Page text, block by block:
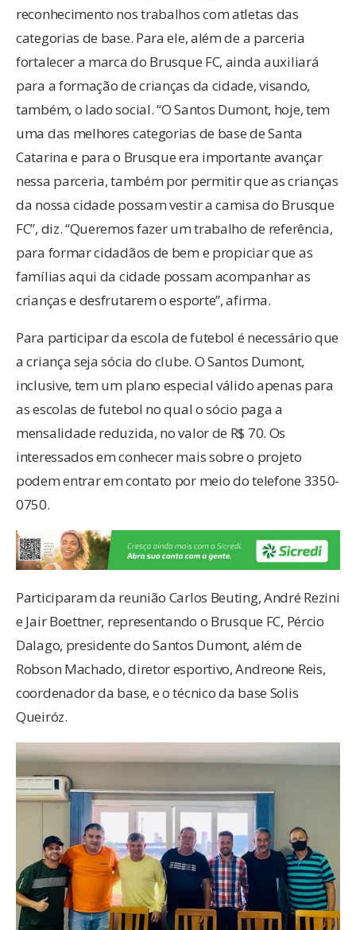
reconhecimento nos trabalhos com atletas das
categorias de base. Para ele, além de a parceria
fortalecer a marca do Brusque FC, ainda auxiliará
para a formação de crianças da cidade, visando,
também, o lado social. “O Santos Dumont, hoje, tem
uma das melhores categorias de base de Santa
Catarina e para o Brusque era importante avançar
nessa parceria, também por permitir que as crianças
da nossa cidade possam vestir a camisa do Brusque
FC”, diz. “Queremos fazer um trabalho de referência,
para formar cidadãos de bem e propiciar que as
famílias aqui da cidade possam acompanhar as
crianças e desfrutarem o esporte”, afirma.
Para participar da escola de futebol é necessário que
a criança seja sócia do clube. O Santos Dumont,
inclusive, tem um plano especial válido apenas para
as escolas de futebol no qual o sócio paga a
mensalidade reduzida, no valor de R$ 70. Os
interessados em conhecer mais sobre o projeto
podem entrar em contato por meio do telefone 3350-
0750.
Participaram da reunião Carlos Beuting, André Rezini
e Jair Boettner, representando o Brusque FC, Pércio
Dalago, presidente do Santos Dumont, além de
Robson Machado, diretor esportivo, Andreone Reis,
coordenador da base, e o técnico da base Solis
Queiróz.